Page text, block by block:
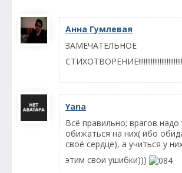
Анна Гумлевая
ЗАМЕЧАТЕЛЬНОЕ
Yana
Всё правильно; врагов
обижаться на них( ибо
своё сердце), а учиться у
этим свои ушибки)))